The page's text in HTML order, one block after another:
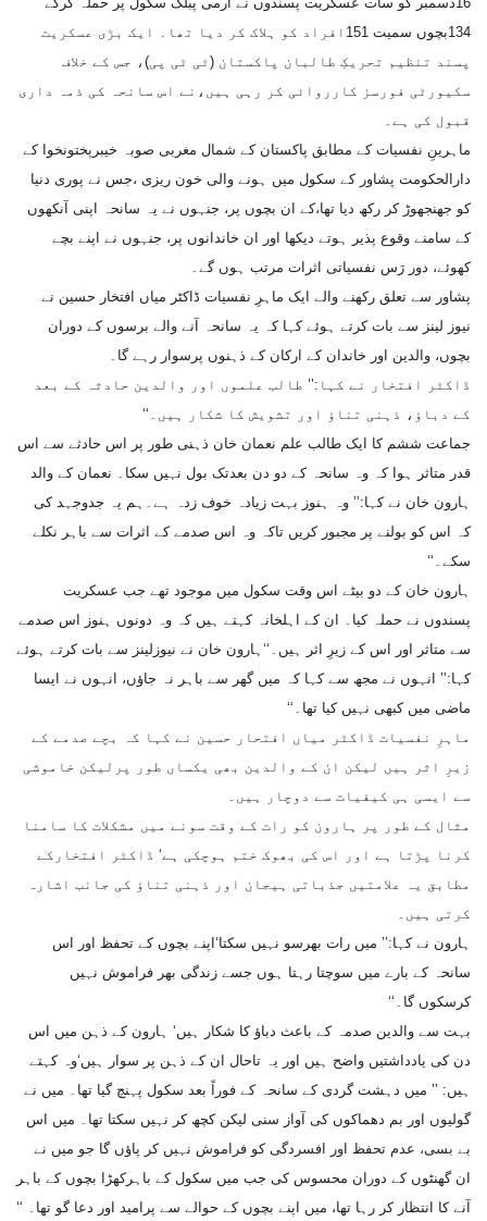
134بچوں سمیت 151افراد کو ہلاک کر دیا تھا۔ ایک بڑی عسکریت
پسند تنظیم تحریکِ طالبان پاکستان (ٹی ٹی پی)، جس کے خلاف
سکیورٹی فورسز کارروائی کر رہی ہیں،نے اس سانحہ کی ذمہ داری
قبول کی ہے۔
ماہرینِ نفسیات کے مطابق پاکستان کے شمال مغربی صوبہ خیبرپختونخوا کے
دارالحکومت پشاور کے سکول میں ہونے والی خون ریزی ،جس نے پوری دنیا
کو جھنجھوڑ کر رکھ دیا تھا،کے ان بچوں پر، جنہوں نے یہ سانحہ اپنی آنکھوں
کے سامنے وقوع پذیر ہوتے دیکھا اور ان خاندانوں پر، جنہوں نے اپنے بچے
کھوئے، دور رَس نفسیاتی اثرات مرتب ہوں گے۔
پشاور سے تعلق رکھنے والے ایک ماہرِ نفسیات ڈاکٹر میاں افتخار حسین نے
نیوز لینز سے بات کرتے ہوئے کہا کہ یہ سانحہ آنے والے برسوں کے دوران
بچوں، والدین اور خاندان کے ارکان کے ذہنوں پرسوار رہے گا۔
ڈاکٹر افتخار نے کہا:’’ طالب علموں اور والدین حادثہ کے بعد
کے دباؤ، ذہنی تناؤ اور تشویش کا شکار ہیں۔‘‘
جماعت ششم کا ایک طالب علم نعمان خان ذہنی طور پر اس حادثے سے اس
قدر متاثر ہوا کہ وہ سانحہ کے دو دن بعدتک بول نہیں سکا۔ نعمان کے والد
ہارون خان نے کہا:’’ وہ ہنوز بہت زیادہ خوف زدہ ہے۔ہم یہ جدوجہد کی
کہ اس کو بولنے پر مجبور کریں تاکہ وہ اس صدمے کے اثرات سے باہر نکلے
سکے۔‘‘
ہارون خان کے دو بیٹے اس وقت سکول میں موجود تھے جب عسکریت
پسندوں نے حملہ کیا۔ ان کے اہلخانہ کہتے ہیں کہ وہ دونوں ہنوز اس صدمے
سے متاثر اور اس کے زیرِ اثر ہیں۔‘‘ہارون خان نے نیوزلینز سے بات کرتے ہوئے
کہا:’’ انہوں نے مجھ سے کہا کہ میں گھر سے باہر نہ جاؤں، انہوں نے ایسا
ماضی میں کبھی نہیں کیا تھا۔‘‘
ماہرِ نفسیات ڈاکٹر میاں افتحار حسین نے کہا کہ بچے صدمے کے
زیرِ اثر ہیں لیکن ان کے والدین بھی یکساں طور پرلیکن خاموشی
سے ایسی ہی کیفیات سے دوچار ہیں۔
مثال کے طور پر ہارون کو رات کے وقت سونے میں مشکلات کا سامنا
کرنا پڑتا ہے اور اس کی بھوک ختم ہوچکی ہے‘ ڈاکٹر افتخارکے
مطابق یہ علامتیں جذباتی ہیجان اور ذہنی تناؤ کی جانب اشارہ
کرتی ہیں۔
ہارون نے کہا:’’ میں رات بھرسو نہیں سکتا‘اپنے بچوں کے تحفظ اور اس
سانحہ کے بارے میں سوچتا رہتا ہوں جسے زندگی بھر فراموش نہیں
کرسکوں گا۔‘‘
بہت سے والدین صدمہ کے باعث دباؤ کا شکار ہیں‘ ہارون کے ذہن میں اس
دن کی یادداشتیں واضح ہیں اور یہ تاحال ان کے ذہن پر سوار ہیں‘وہ کہتے
ہیں: ’’ میں دہشت گردی کے سانحہ کے فوراً بعد سکول پہنچ گیا تھا۔ میں نے
گولیوں اور بم دھماکوں کی آواز سنی لیکن کچھ کر نہیں سکتا تھا۔ میں اس
بے بسی، عدم تحفظ اور افسردگی کو فراموش نہیں کر پاؤں گا جو میں نے
ان گھنٹوں کے دوران محسوس کی جب میں سکول کے باہرکھڑا بچوں کے باہر
آنے کا انتظار کر رہا تھا، میں اپنے بچوں کے حوالے سے پرامید اور دعا گو تھا۔ ‘‘